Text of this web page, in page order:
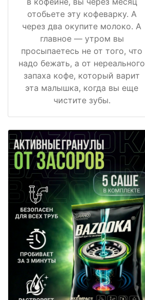
отобьете эту кофеварку. А
через два окупите молоко. А
главное — утром вы
просыпаетесь не от того, что
надо бежать, а от нереального
запаха кофе, который варит
эта малышка, когда вы еще
чистите зубы.